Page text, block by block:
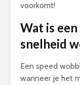
voorkomt!
Wat is
snelheid
Een speed
wanneer je het